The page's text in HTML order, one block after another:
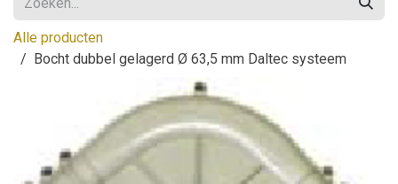
Alle producten
Bocht dubbel gelagerd Ø 63,5 mm Daltec systeem